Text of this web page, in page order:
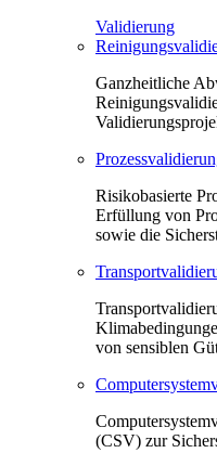
Validierung
Ganzheitliche
Risikobasierte
Erfüllung von
sowie die
von sensiblen
(CSV) zur